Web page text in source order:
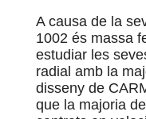
A causa de la
1002 és massa
estudiar les
radial amb la
disseny de
que la majoria